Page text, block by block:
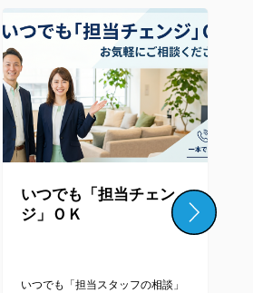
いつでも「担当チェン
ジ」ＯＫ
いつでも「担当スタッフの相談」